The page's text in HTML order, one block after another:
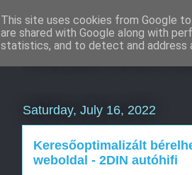
WordPress
Saturday, July 16, 2022
Keresőoptimalizált
weboldal - 2DIN autóhifi
This site uses cookies from Google
are shared with Google along with
statistics, and to detect and address